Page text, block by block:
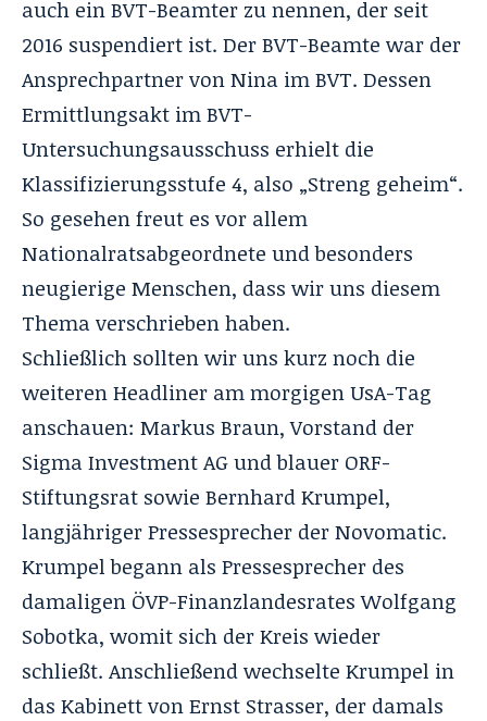
auch ein BVT-Beamter zu nennen, der seit
2016 suspendiert ist. Der BVT-Beamte war der
Ansprechpartner von Nina im BVT. Dessen
Ermittlungsakt im BVT-
Untersuchungsausschuss erhielt die
Klassifizierungsstufe 4, also „Streng geheim“.
So gesehen freut es vor allem
Nationalratsabgeordnete und besonders
neugierige Menschen, dass wir uns diesem
Thema verschrieben haben.
Schließlich sollten wir uns kurz noch die
weiteren Headliner am morgigen UsA-Tag
anschauen: Markus Braun, Vorstand der
Sigma Investment AG und blauer ORF-
Stiftungsrat sowie Bernhard Krumpel,
langjähriger Pressesprecher der Novomatic.
Krumpel begann als Pressesprecher des
damaligen ÖVP-Finanzlandesrates Wolfgang
Sobotka, womit sich der Kreis wieder
schließt. Anschließend wechselte Krumpel in
das Kabinett von Ernst Strasser, der damals